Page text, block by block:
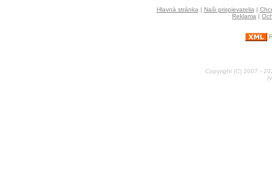
Hlavná stránka | Naši prispievatelia |
Reklama |
Copyright (C) 2007 -